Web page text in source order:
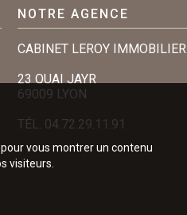
NOTRE AGENCE
CABINET LEROY IMMOBILIER
23 QUAI JAYR
69009 LYON
TÉL. 04.72.29.11.91
vous montrer un contenu
visiteurs.